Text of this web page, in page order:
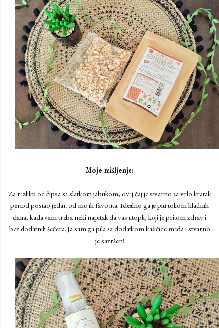
Moje mišljenje:
Za razliku od čipsa sa slatkom jabukom, ovaj čaj je stvarno za vrlo kratak
period postao jedan od mojih favorita. Idealno ga je piti tokom hladnih
dana, kada vam treba neki napitak da vas utopli, koji je pritom zdrav i
bez dodatnih šećera. Ja sam ga pila sa dodatkom kašičice meda i stvarno
je savršen!